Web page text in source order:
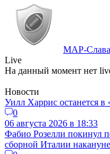
МАР-Слава
Live
На данный момент нет
Новости
Уилл Харрис останется в
0
06 августа 2026 в 18:33
Фабио Розелли покинул
сборной Италии